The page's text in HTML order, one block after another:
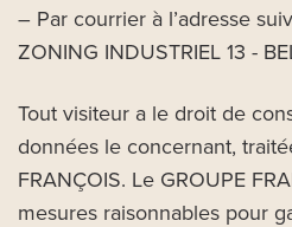
– Par courrier à l’adresse
ZONING INDUSTRIEL 13 -
Tout visiteur a le droit de
données le concernant,
FRANÇOIS. Le GROUPE
mesures raisonnables pour